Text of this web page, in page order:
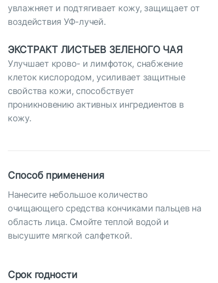
увлажняет и подтягивает кожу, защищает от
воздействия УФ-лучей.
ЭКСТРАКТ ЛИСТЬЕВ ЗЕЛЕНОГО ЧАЯ
Улучшает крово- и лимфоток, снабжение
клеток кислородом, усиливает защитные
свойства кожи, способствует
проникновению активных ингредиентов в
кожу.
Способ применения
Нанесите небольшое количество
очищающего средства кончиками пальцев на
область лица. Смойте теплой водой и
высушите мягкой салфеткой.
Срок годности